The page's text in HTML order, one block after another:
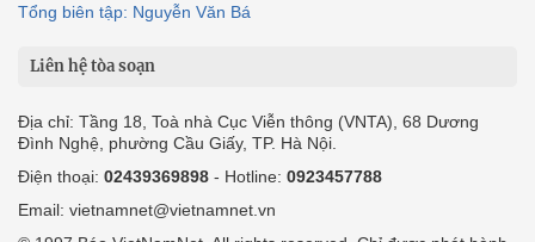
Tổng biên tập: Nguyễn Văn Bá
Liên hệ tòa soạn
Địa chỉ: Tầng 18, Toà nhà Cục Viễn thông (VNTA), 68 Dương
Đình Nghệ, phường Cầu Giấy, TP. Hà Nội.
Điện thoại: 02439369898 - Hotline: 0923457788
Email: vietnamnet@vietnamnet.vn